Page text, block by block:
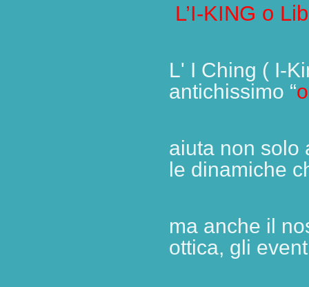
L’I-KING o
L' I Ching ( I-
antichissimo “
aiuta non solo
le dinamiche
ma anche il
ottica, gli